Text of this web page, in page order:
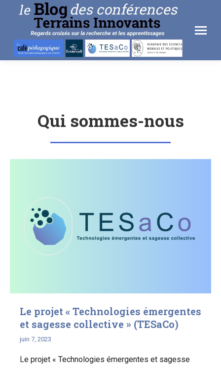
Qui sommes-nous
Le projet « Technologies émergentes
et sagesse collective » (TESaCo)
juin 7, 2023
Le projet « Technologies émergentes et sagesse